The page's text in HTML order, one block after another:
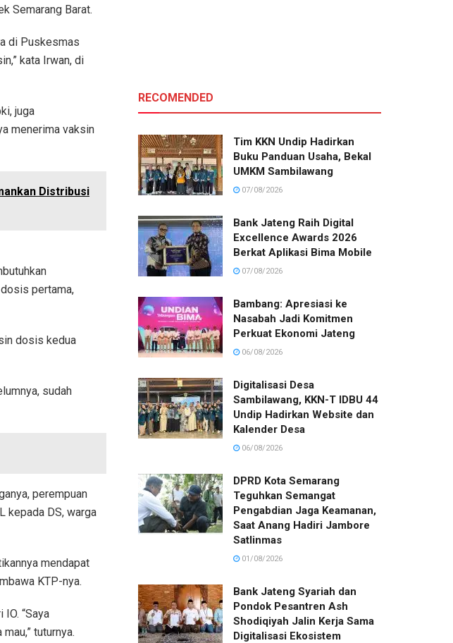
Semarang Barat.
di Puskesmas
kata Irwan, di
juga
menerima vaksin
Distribusi
pertama,
dosis kedua
sudah
perempuan
kepada DS, warga
mendapat
KTP-nya.
“Saya
tuturnya.
RECOMENDED
Tim KKN Undip Hadirkan
Buku Panduan Usaha, Bekal
UMKM Sambilawang
07/08/2026
Bank Jateng Raih Digital
Excellence Awards 2026
Berkat Aplikasi Bima Mobile
07/08/2026
Bambang: Apresiasi ke
Nasabah Jadi Komitmen
Perkuat Ekonomi Jateng
06/08/2026
Digitalisasi Desa
Sambilawang, KKN-T IDBU 44
Undip Hadirkan Website dan
Kalender Desa
06/08/2026
DPRD Kota Semarang
Teguhkan Semangat
Pengabdian Jaga Keamanan,
Saat Anang Hadiri Jambore
Satlinmas
01/08/2026
Bank Jateng Syariah dan
Pondok Pesantren Ash
Shodiqiyah Jalin Kerja Sama
Digitalisasi Ekosistem